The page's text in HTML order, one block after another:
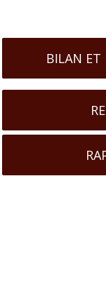
BILAN ET